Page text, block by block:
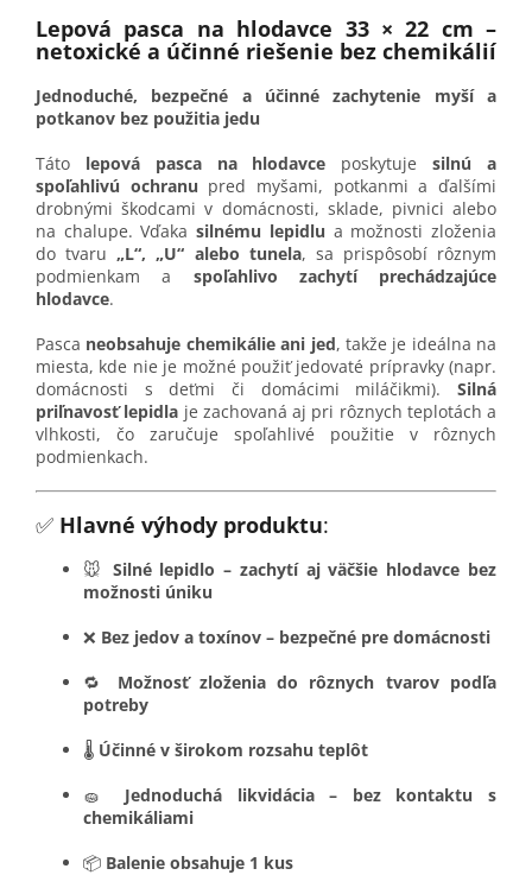
Lepová pasca na hlodavce 33 × 22 cm –
netoxické a účinné riešenie bez chemikálií
Jednoduché, bezpečné a účinné zachytenie myší a
potkanov bez použitia jedu
Táto lepová pasca na hlodavce poskytujesilnú a
spoľahlivú ochranu pred myšami, potkanmi a ďalšími
drobnými škodcami v domácnosti, sklade, pivnici alebo
na chalupe. Vďakasilnému lepidlu a možnosti zloženia
do tvaru „L“, „U“ alebo tunela, sa prispôsobí rôznym
podmienkam a spoľahlivo zachytí prechádzajúce
hlodavce.
Pasca neobsahuje chemikálie ani jed, takže je ideálna na
miesta, kde nie je možné použiť jedovaté prípravky (napr.
domácnosti s deťmi či domácimi miláčikmi). Silná
priľnavosť lepidla je zachovaná aj pri rôznych teplotách a
vlhkosti, čo zaručuje spoľahlivé použitie v rôznych
podmienkach.
✅ Hlavné výhody produktu:
🐭 Silné lepidlo – zachytí aj väčšie hlodavce bez
možnosti úniku
❌ Bez jedov a toxínov – bezpečné pre domácnosti
🔁 Možnosť zloženia do rôznych tvarov podľa
potreby
🌡️ Účinné v širokom rozsahu teplôt
🧽 Jednoduchá likvidácia – bez kontaktu s
chemikáliami
📦 Balenie obsahuje 1 kus